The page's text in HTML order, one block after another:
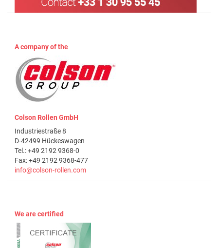
A company of the
Colson Rollen GmbH
Industriestraße 8
D-42499 Hückeswagen
Tel.: +49 2192 9368-0
Fax: +49 2192 9368-477
info@colson-rollen.com
We are certified